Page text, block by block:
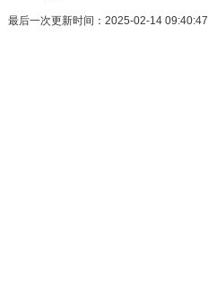
最后一次更新时间：2025-02-14 09:40:47